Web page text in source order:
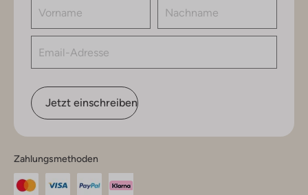
Jetzt einschreiben
Zahlungsmethoden